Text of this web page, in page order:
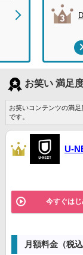
お笑い 満足
お笑いコンテンツの満
です。
U-
今すぐはじ
月額料金（税込